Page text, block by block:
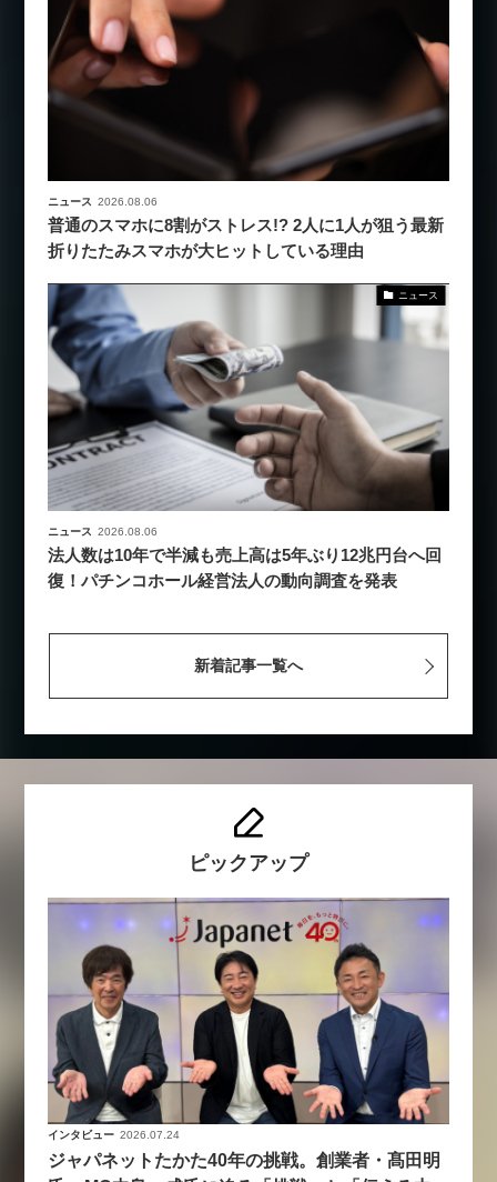
ニュース 2026.08.06
普通のスマホに8割がストレス!? 2人に1人が狙う最新
折りたたみスマホが大ヒットしている理由
ニュース
ニュース 2026.08.06
法人数は10年で半減も売上高は5年ぶり12兆円台へ回
復！パチンコホール経営法人の動向調査を発表
新着記事一覧へ
ピックアップ
インタビュー 2026.07.24
ジャパネットたかた40年の挑戦。創業者・髙田明